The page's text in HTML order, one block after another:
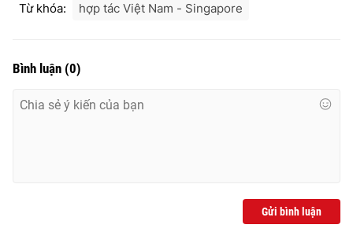
Ðiện thoại Thời báo VTV:024.66 897 897
Từ khóa: hợp tác Việt Nam - Singapore
Bình luận (0)
Gửi bình luận